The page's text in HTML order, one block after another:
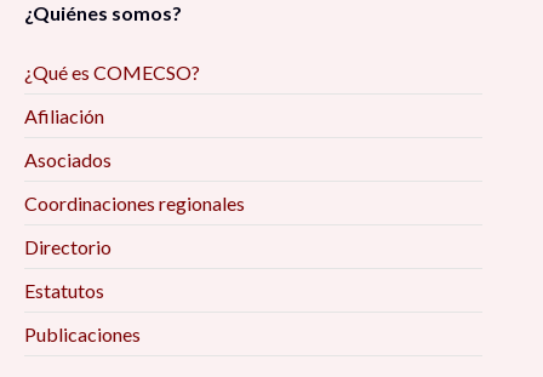
¿Quiénes somos?
¿Qué es COMECSO?
Afiliación
Asociados
Coordinaciones regionales
Directorio
Estatutos
Publicaciones